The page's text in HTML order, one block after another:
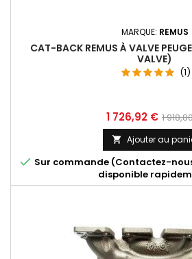
MARQUE: REMUS
CAT-BACK REMUS À VALVE
VALVE)
(1)
Prix
1 726,92 € Prix
de
base
1
 Ajouter au
 Sur commande (Contactez-
disponible